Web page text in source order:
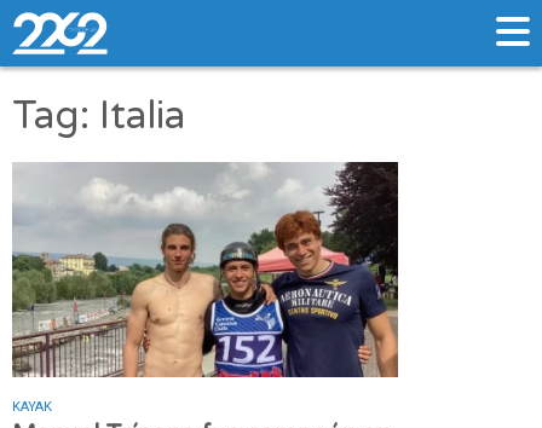
Tag: Italia
KAYAK